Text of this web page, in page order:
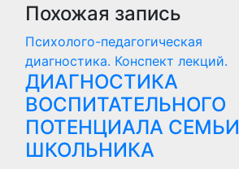
Похожая запись
Психолого-педагогическая
диагностика. Конспект лекций.
ДИАГНОСТИКА
ВОСПИТАТЕЛЬНОГО
ПОТЕНЦИАЛА СЕМЬИ
ШКОЛЬНИКА